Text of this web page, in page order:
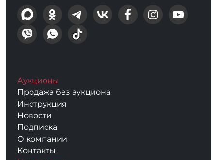
Аукционы
Продажа без аукциона
Инструкция
Новости
Подписка
О компании
Контакты